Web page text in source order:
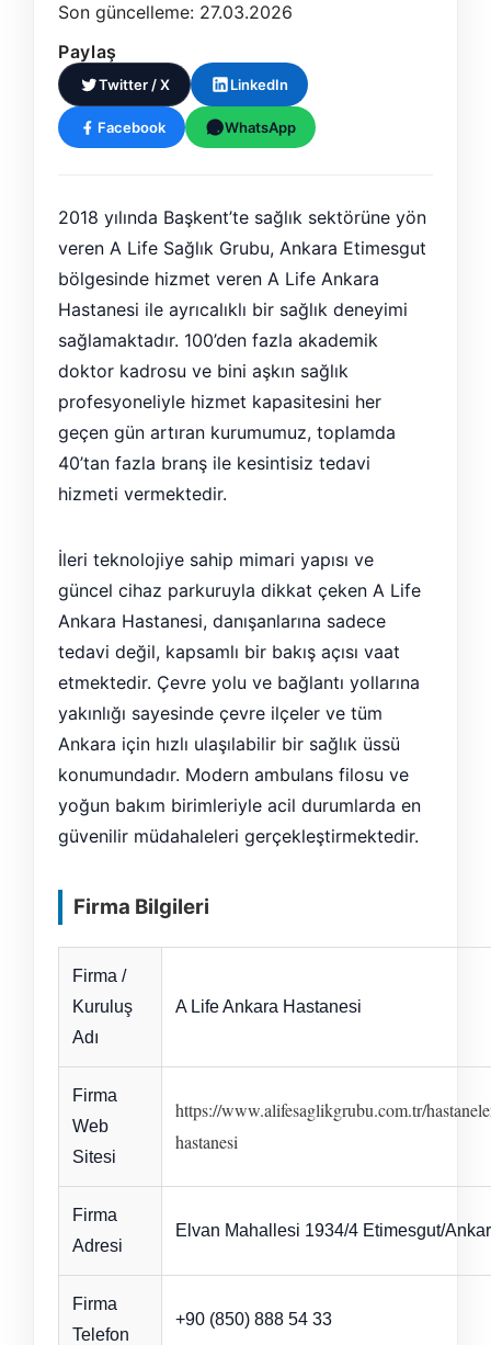
Son güncelleme: 27.03.2026
Paylaş
Twitter / X LinkedIn
Facebook WhatsApp
2018 yılında Başkent’te sağlık sektörüne yön
veren A Life Sağlık Grubu, Ankara Etimesgut
bölgesinde hizmet veren A Life Ankara
Hastanesi ile ayrıcalıklı bir sağlık deneyimi
sağlamaktadır. 100’den fazla akademik
doktor kadrosu ve bini aşkın sağlık
profesyoneliyle hizmet kapasitesini her
geçen gün artıran kurumumuz, toplamda
40’tan fazla branş ile kesintisiz tedavi
hizmeti vermektedir.
İleri teknolojiye sahip mimari yapısı ve
güncel cihaz parkuruyla dikkat çeken A Life
Ankara Hastanesi, danışanlarına sadece
tedavi değil, kapsamlı bir bakış açısı vaat
etmektedir. Çevre yolu ve bağlantı yollarına
yakınlığı sayesinde çevre ilçeler ve tüm
Ankara için hızlı ulaşılabilir bir sağlık üssü
konumundadır. Modern ambulans filosu ve
yoğun bakım birimleriyle acil durumlarda en
güvenilir müdahaleleri gerçekleştirmektedir.
Firma Bilgileri
Firma /
Kuruluş
Adı
A Life Ankara Hastanesi
Firma
Web
Sitesi
https://www.alifesaglikgrubu.com.tr/
hastanesi
Firma
Adresi
Elvan Mahallesi 1934/4 Etimesgut/
Firma
Telefon
+90 (850) 888 54 33